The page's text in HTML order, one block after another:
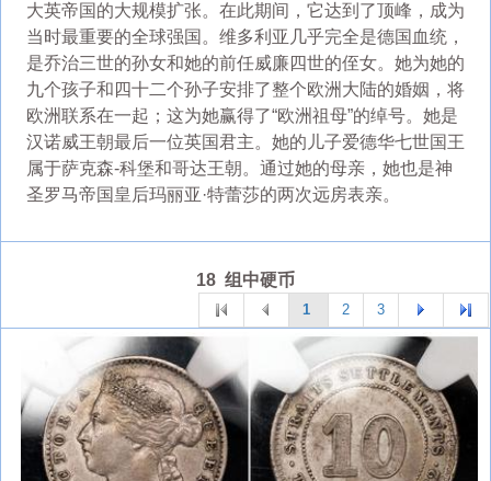
大英帝国的大规模扩张。在此期间，它达到了顶峰，成为
当时最重要的全球强国。维多利亚几乎完全是德国血统，
是乔治三世的孙女和她的前任威廉四世的侄女。她为她的
九个孩子和四十二个孙子安排了整个欧洲大陆的婚姻，将
欧洲联系在一起；这为她赢得了“欧洲祖母”的绰号。她是
汉诺威王朝最后一位英国君主。她的儿子爱德华七世国王
属于萨克森-科堡和哥达王朝。通过她的母亲，她也是神
圣罗马帝国皇后玛丽亚·特蕾莎的两次远房表亲。
18 组中硬币
1 2 3